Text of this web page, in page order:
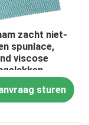
zacht niet-
spunlace,
viscose
sturen